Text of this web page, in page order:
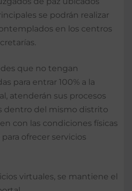
se podrán realizar
en los centros
que no tengan
para entrar 100% a la
atenderán sus procesos
dentro del mismo distrito
con las condiciones físicas
ofrecer servicios
virtuales, se mantiene el